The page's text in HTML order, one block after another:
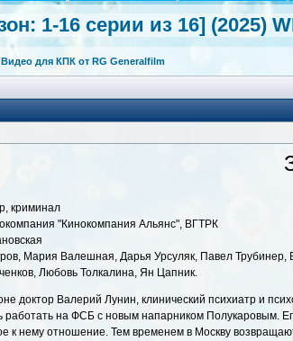
1-16 серии из 16] (2025)
Видео для КПК от RG Generalfilm
криминал
"Кинокомпания Альянс", ВГТРК
Мария Валешная, Дарья Урсуляк, Павел
Любовь Толкалина, Ян Цапник.
доктор Валерий Лунин, клинический психиатр и
работать на ФСБ с новым напарником Полукаровым.
к нему отношение. Тем временем в Москву